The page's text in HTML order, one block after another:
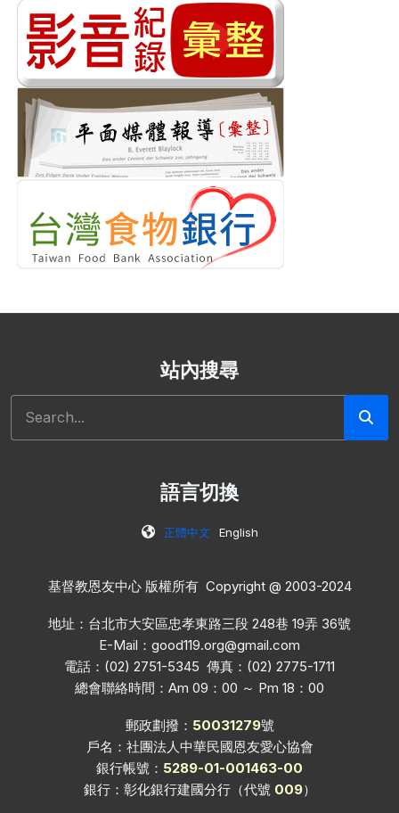
站內搜尋
語言切換
正體中文 English
基督教恩友中心 版權所有 Copyright @ 2003-2024
地址：台北市大安區忠孝東路三段 248巷 19弄 36號
E-Mail： good119.org@gmail.com
電話：(02) 2751-5345 傳真：(02) 2775-1711
總會聯絡時間：Am 09：00 ～ Pm 18：00
郵政劃撥： 50031279號
戶名：社團法人中華民國恩友愛心協會
銀行帳號： 5289-01-001463-00
銀行：彰化銀行建國分行（代號 009）